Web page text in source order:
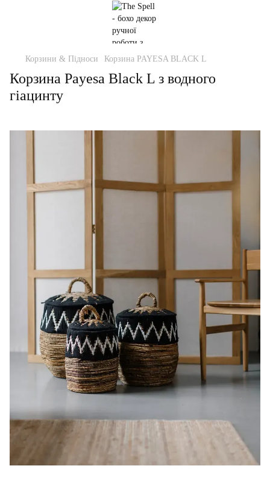
Корзини & Підноси Корзина PAYESA BLACK L
Корзина Payesa Black L з водного
гіацинту